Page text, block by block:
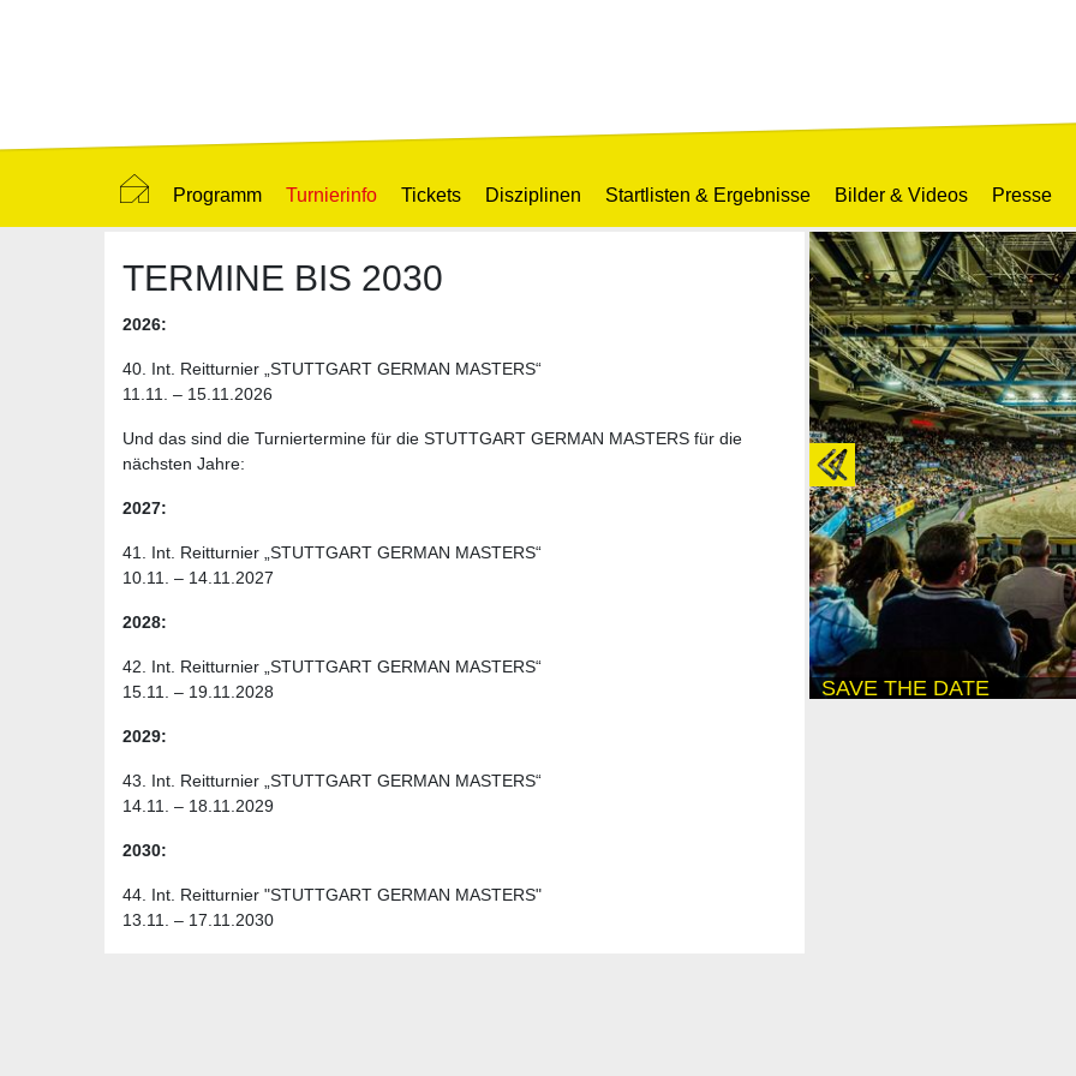
Programm Turnierinfo Tickets Disziplinen Startlisten & Ergebnisse Bilder & Videos Presse
TERMINE BIS 2030
2026:
40. Int. Reitturnier „STUTTGART GERMAN MASTERS“
11.11. – 15.11.2026
Und das sind die Turniertermine für die STUTTGART GERMAN MASTERS für die
nächsten Jahre:
2027:
41. Int. Reitturnier „STUTTGART GERMAN MASTERS“
10.11. – 14.11.2027
2028:
42. Int. Reitturnier „STUTTGART GERMAN MASTERS“
15.11. – 19.11.2028
2029:
43. Int. Reitturnier „STUTTGART GERMAN MASTERS“
14.11. – 18.11.2029
2030:
44. Int. Reitturnier "STUTTGART GERMAN MASTERS"
13.11. – 17.11.2030
Previous
SAVE THE DATE